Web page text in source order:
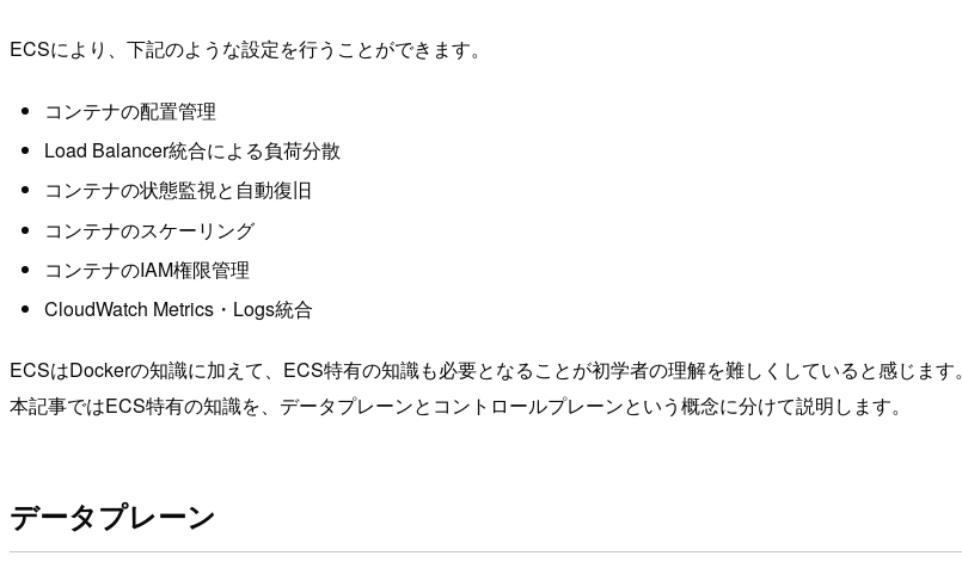
ECSにより、下記のような設定を行うことができます。
コンテナの配置管理
Load Balancer統合による負荷分散
コンテナの状態監視と自動復旧
コンテナのスケーリング
コンテナのIAM権限管理
CloudWatch Metrics・Logs統合
ECSはDockerの知識に加えて、ECS特有の知識も必要となることが初学者の理解を難しくしていると感じます。
本記事ではECS特有の知識を、データプレーンとコントロールプレーンという概念に分けて説明します。
データプレーン